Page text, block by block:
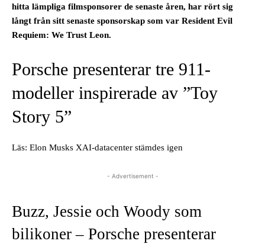
hitta lämpliga filmsponsorer de senaste åren, har rört sig
långt från sitt senaste sponsorskap som var Resident Evil
Requiem: We Trust Leon.
Porsche presenterar tre 911-
modeller inspirerade av ”Toy
Story 5”
Läs: Elon Musks XAI-datacenter stämdes igen
- Advertisement -
Buzz, Jessie och Woody som
bilikoner – Porsche presenterar